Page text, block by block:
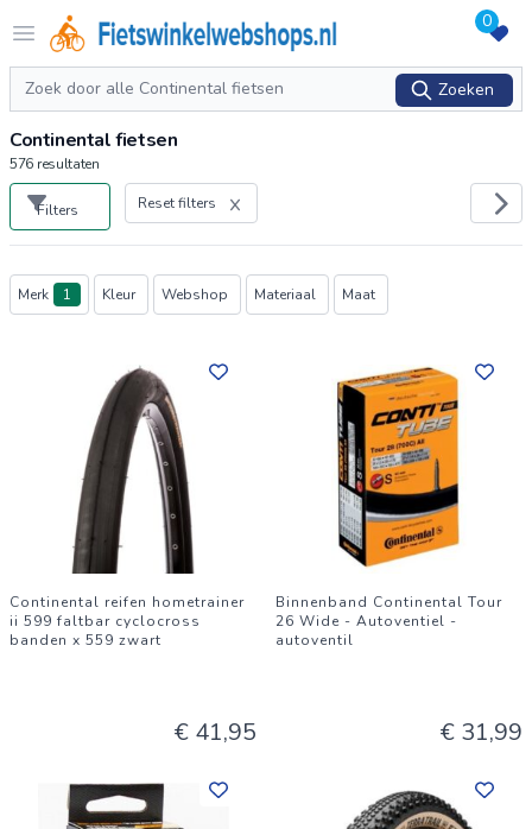
Open menu
Logo Fietswinkelwebshops.nl 0
Zoeken
Zoeken
Continental fietsen
576 resultaten
Filters Reset filters
Producten
Merk 1 Kleur Webshop Materiaal Maat
Continental reifen hometrainer
ii 599 faltbar cyclocross
banden x 559 zwart
€ 41,95
Binnenband Continental Tour
26 Wide - Autoventiel -
autoventil
€ 31,99